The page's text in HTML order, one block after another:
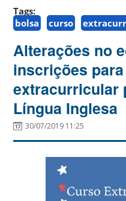
Tags:
bolsa
curso
Alterações no
inscrições
extracurricular
Língua Inglesa
30/07/2019 11:25